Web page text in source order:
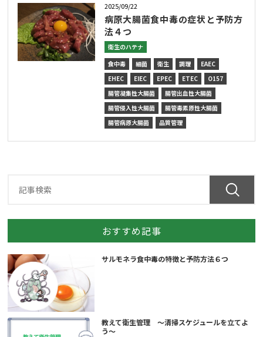
2025/09/22
病原大腸菌食中毒の症状と予防方
法４つ
衛生のハテナ
食中毒
細菌 衛生 調理
EAEC
EHEC
EIEC EPEC ETEC
O157
腸管凝集性大腸菌
腸管出血性大腸菌
腸管侵入性大腸菌
腸管毒素原性大腸菌
腸管病原大腸菌
品質管理
おすすめ記事
サルモネラ食中毒の特徴と予防方法６つ
教えて衛生管理 ～清掃スケジュールを立てよ
う～